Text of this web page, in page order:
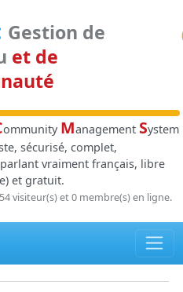
Gestion de
et de
ommunity Management System
sécurisé, complet,
vraiment français, libre
et gratuit.
54 visiteur(s) et 0 membre(s) en ligne.